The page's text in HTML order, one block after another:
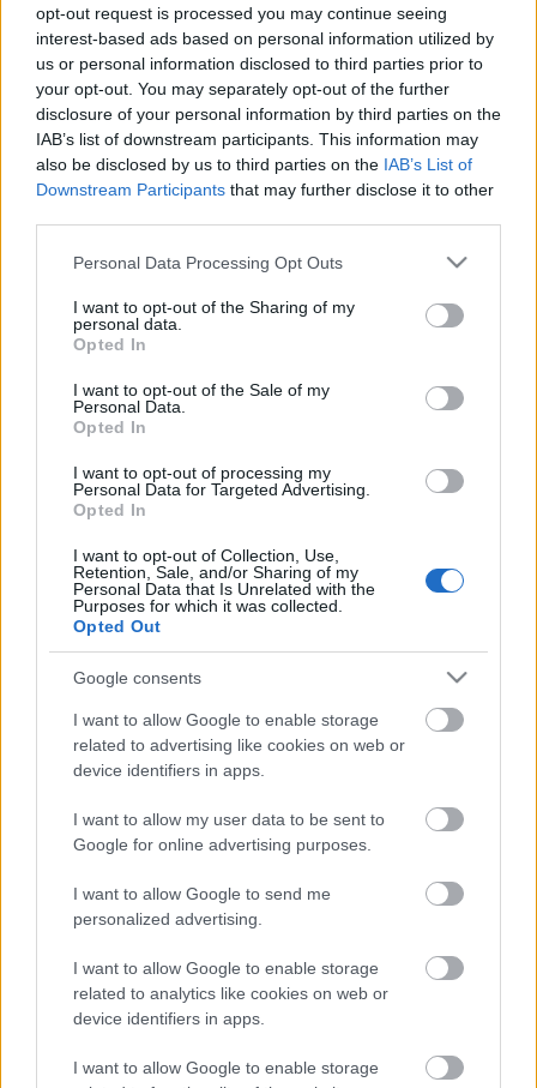
opt-out request is processed you may continue seeing
interest-based ads based on personal information utilized by
us or personal information disclosed to third parties prior to
your opt-out. You may separately opt-out of the further
disclosure of your personal information by third parties on the
IAB’s list of downstream participants. This information may
also be disclosed by us to third parties on the IAB’s List of
Downstream Participants that may further disclose it to other
Please note that this website/app uses one or more Google
not limited to your visit or usage behaviour. You may click to
grant or deny consent to Google and its third-party tags to
use your data for below specified purposes in below Google
consent section.
Personal Data Processing Opt Outs
I want to opt-out of the Sharing of my
personal data.
Opted In
I want to opt-out of the Sale of my
Personal Data.
Opted In
I want to opt-out of processing my
Personal Data for Targeted Advertising.
Opted In
I want to opt-out of Collection, Use,
Retention, Sale, and/or Sharing of my
Personal Data that Is Unrelated with the
Purposes for which it was collected.
Opted Out
Google consents
I want to allow Google to enable storage
related to advertising like cookies on web or
device identifiers in apps.
I want to allow my user data to be sent to
Google for online advertising purposes.
I want to allow Google to send me
personalized advertising.
I want to allow Google to enable storage
related to analytics like cookies on web or
device identifiers in apps.
I want to allow Google to enable storage
Január közepéig, a musical társulat előadásában,
Szépség és a Szörnyetegcímű Disney-musical járja
Németországot, itthon pedig már készülVerebes
IstvánrendezésébenKálmán ImreCirkuszhercegnő
című, látványos nagyoperettje, miközben
folytatódnak a repertoár-előadások.
A bemutatók sorában következik majd
Lőrinczy
Attila, Bársony Bálint
tollából
egy új magyar zenés játék az
Somogyi Szilárdkét egyfelvonásos
operabemutatója áprilisban. Az évad premierjeinek
sorát pedig Kerényi Miklós Gábor
mosoly országával zárja majd a színház májusban.
Előreláthatólag 2014 nyara sem telik
eseménytelenül. A Szegedi Szabadtéri Játékokon az
című előadásokkal
várja majd a társulat a közönséget, míg Baján
augusztus végén aSissiismert történetét feldolgozó
Elisabeth
című musical szabadtéri előadása készül.
Az első világháború kitörésének 100. évfordulója
alkalmábólKálmán Imreklasszikus nagyoperettjét,
t is láthatja a közönség júliusban,
a Szegedi Szabadtéri Játékokon.